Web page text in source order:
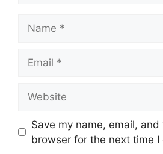
Save my name, email,
browser for the next time I